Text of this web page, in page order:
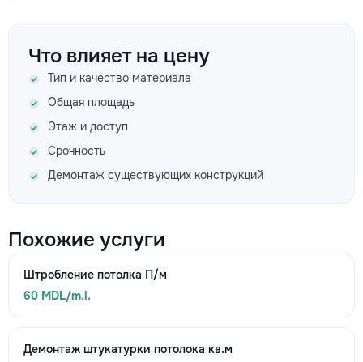
Что влияет на цену
Тип и качество материала
Общая площадь
Этаж и доступ
Срочность
Демонтаж существующих конструкций
Похожие услуги
Штробление потолка П/м
60 MDL/m.l.
Демонтаж штукатурки потолока кв.м